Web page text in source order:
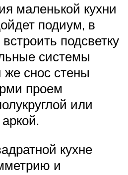
маленькой кухни
подиум, в
подсветку
системы
снос стены
проем
или
кухне
и